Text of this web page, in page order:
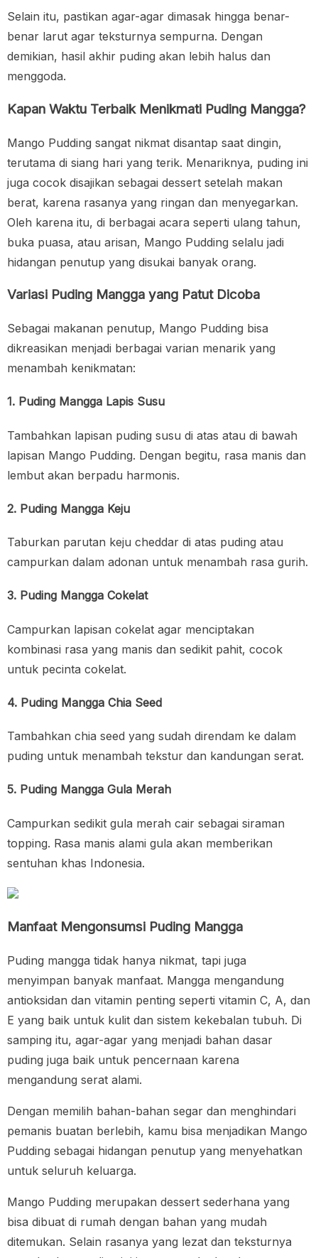
Selain itu, pastikan agar-agar dimasak hingga benar-
benar larut agar teksturnya sempurna. Dengan
demikian, hasil akhir puding akan lebih halus dan
menggoda.
Kapan Waktu Terbaik Menikmati Puding Mangga?
Mango Pudding sangat nikmat disantap saat dingin,
terutama di siang hari yang terik. Menariknya, puding ini
juga cocok disajikan sebagai dessert setelah makan
berat, karena rasanya yang ringan dan menyegarkan.
Oleh karena itu, di berbagai acara seperti ulang tahun,
buka puasa, atau arisan, Mango Pudding selalu jadi
hidangan penutup yang disukai banyak orang.
Variasi Puding Mangga yang Patut Dicoba
Sebagai makanan penutup, Mango Pudding bisa
dikreasikan menjadi berbagai varian menarik yang
menambah kenikmatan:
1. Puding Mangga Lapis Susu
Tambahkan lapisan puding susu di atas atau di bawah
lapisan Mango Pudding. Dengan begitu, rasa manis dan
lembut akan berpadu harmonis.
2. Puding Mangga Keju
Taburkan parutan keju cheddar di atas puding atau
campurkan dalam adonan untuk menambah rasa gurih.
3. Puding Mangga Cokelat
Campurkan lapisan cokelat agar menciptakan
kombinasi rasa yang manis dan sedikit pahit, cocok
untuk pecinta cokelat.
4. Puding Mangga Chia Seed
Tambahkan chia seed yang sudah direndam ke dalam
puding untuk menambah tekstur dan kandungan serat.
5. Puding Mangga Gula Merah
Campurkan sedikit gula merah cair sebagai siraman
topping. Rasa manis alami gula akan memberikan
sentuhan khas Indonesia.
Manfaat Mengonsumsi Puding Mangga
Puding mangga tidak hanya nikmat, tapi juga
menyimpan banyak manfaat. Mangga mengandung
antioksidan dan vitamin penting seperti vitamin C, A, dan
E yang baik untuk kulit dan sistem kekebalan tubuh. Di
samping itu, agar-agar yang menjadi bahan dasar
puding juga baik untuk pencernaan karena
mengandung serat alami.
Dengan memilih bahan-bahan segar dan menghindari
pemanis buatan berlebih, kamu bisa menjadikan Mango
Pudding sebagai hidangan penutup yang menyehatkan
untuk seluruh keluarga.
Mango Pudding merupakan dessert sederhana yang
bisa dibuat di rumah dengan bahan yang mudah
ditemukan. Selain rasanya yang lezat dan teksturnya